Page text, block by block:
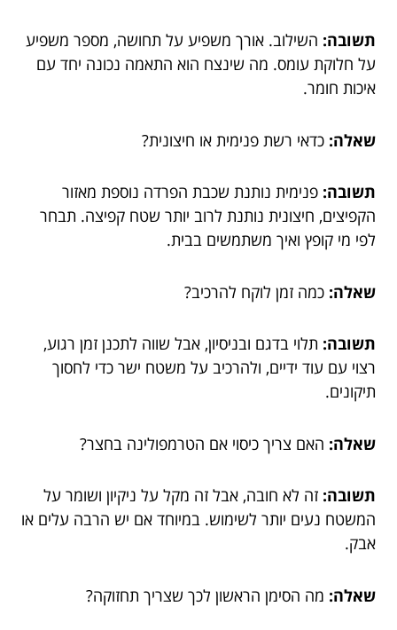
תשובה: השילוב. אורך משפיע על תחושה, מספר משפיע
על חלוקת עומס. מה שינצח הוא התאמה נכונה יחד עם
איכות חומר.
שאלה: כדאי רשת פנימית או חיצונית?
תשובה: פנימית נותנת שכבת הפרדה נוספת מאזור
הקפיצים, חיצונית נותנת לרוב יותר שטח קפיצה. תבחר
לפי מי קופץ ואיך משתמשים בבית.
שאלה: כמה זמן לוקח להרכיב?
תשובה: תלוי בדגם ובניסיון, אבל שווה לתכנן זמן רגוע,
רצוי עם עוד ידיים, ולהרכיב על משטח ישר כדי לחסוך
תיקונים.
שאלה: האם צריך כיסוי אם הטרמפולינה בחצר?
תשובה: זה לא חובה, אבל זה מקל על ניקיון ושומר על
המשטח נעים יותר לשימוש. במיוחד אם יש הרבה עלים או
אבק.
שאלה: מה הסימן הראשון לכך שצריך תחזוקה?